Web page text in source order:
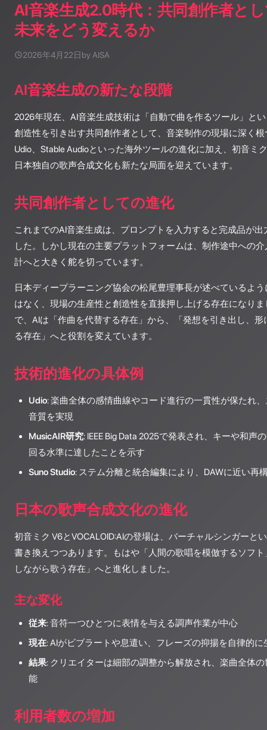
AI音楽生成2.0時代：共同創作者と
未来をどう変えるか
2026年4月22日 by AISA
AI音楽生成の新たな段階
2026年現在、AI音楽生成技術は「自動で曲を作るツール」と
創造性を引き出す共同創作者として、音楽制作の現場に深く
Udio、Stable Audioといった海外ツールの進化に加え、初音ミ
日本独自の歌声合成文化も新たな局面を迎えています。
共同創作者としての進化
これまでのAI音楽生成は、プロンプトを入力すると完成品が
した。しかし現在の主要プラットフォームは、制作途中への
計へと大きく舵を切っています。
日本ディープラーニング協会の松尾豊理事長が述べているよ
はなく、現場の生産性と創造性を直接押し上げる存在になり
で、AIは「作曲を代替する存在」から、「発想を引き出し、
る存在」へと役割を変えています。
技術的進化の具体例
Udio: 楽曲全体の感情曲線やコード進行の一貫性が保たれ
音質を実現
MusicAIR研究: IEEE Big Data 2025で発表され、キーや和声
回る水準に達したことを示す
Suno Studio: ステム分離と統合編集により、DAWに近い再
日本の歌声合成文化の進化
初音ミク V6とVOCALOID:AIの登場は、バーチャルシンガーと
書き換えつつあります。もはや「人間の歌唱を模倣するソフ
しながら歌う存在」へと進化しました。
主な変化
従来: 音符一つひとつに表情を与える調声作業が中心
現在: AIがビブラートや息遣い、フレーズの抑揚を自律的に
結果: クリエイターは細部の調整から解放され、楽曲全体
能
利用者数の増加